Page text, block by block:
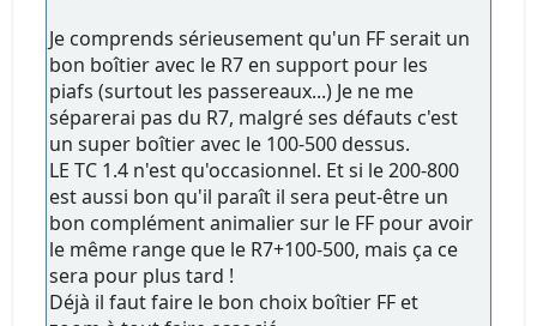
Je comprends sérieusement qu'un FF serait un
bon boîtier avec le R7 en support pour les
piafs (surtout les passereaux...) Je ne me
séparerai pas du R7, malgré ses défauts c'est
un super boîtier avec le 100-500 dessus.
LE TC 1.4 n'est qu'occasionnel. Et si le 200-800
est aussi bon qu'il paraît il sera peut-être un
bon complément animalier sur le FF pour avoir
le même range que le R7+100-500, mais ça ce
sera pour plus tard !
Déjà il faut faire le bon choix boîtier FF et